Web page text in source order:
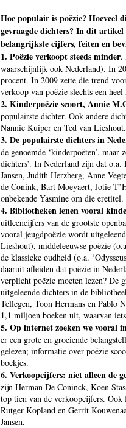
Hoe populair is poëzie? Hoeveel
gevraagde dichters? In dit
belangrijkste cijfers, feiten en
1. Poëzie verkoopt steeds minder.
waarschijnlijk ook Nederland). In
procent. In 2009 zette die trend
verkoop van poëzie slechts een
2. Kinderpoëzie scoort, Annie
populairste dichter. Ook andere
Nannie Kuiper en Ted van
3. De populairste dichters in
de genoemde ‘kinderpoëten’,
dichters’. In Nederland zijn dat
Jansen, Judith Herzberg, Anne
de Conink, Bart Moeyaert, Jotie
onbekende Yasmine om die eretitel.
4. Bibliotheken lenen vooral
uitleencijfers van de grootste
vooral jeugdpoëzie wordt
Lieshout), middeleeuwse poëzie
de klassieke oudheid (o.a.
daaruit afleiden dat poëzie in
verplicht poëzie moeten lezen? De
uitgeleende dichters in de
Tellegen, Toon Hermans en Pablo
1,1 miljoen boeken uit, waarvan
5. Op internet zoeken we vooral
er een grote en groeiende
gelezen; informatie over poëzie
boekjes.
6. Verkoopcijfers: niet alleen de
zijn Herman De Coninck, Koen
top tien van de verkoopcijfers.
Rutger Kopland en Gerrit
Jansen.